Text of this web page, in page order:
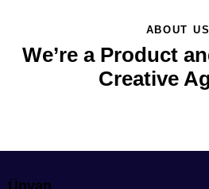
ABOUT US
We’re a Product
Creative
Ünvan